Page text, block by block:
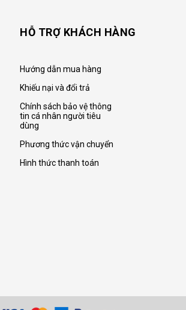
HỖ TRỢ KHÁCH HÀNG
Hướng dẫn mua hàng
Khiếu nại và đổi trả
Chính sách bảo vệ thông
tin cá nhân người tiêu
dùng
Phương thức vận chuyển
Hình thức thanh toán